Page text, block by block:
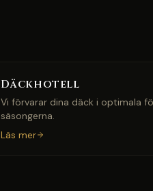
Däckhotell
Vi förvarar dina däck i optimala
säsongerna.
Läs mer